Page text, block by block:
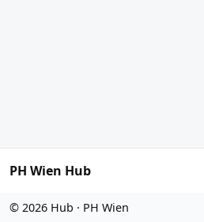
PH Wien Hub
© 2026 Hub · PH Wien